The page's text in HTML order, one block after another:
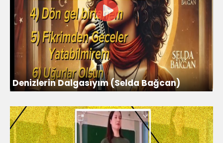
Denizlerin Dalgasıyım (Selda Bağcan)